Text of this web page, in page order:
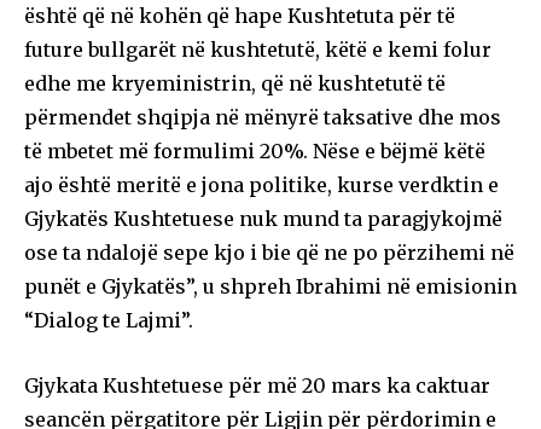
është që në kohën që hape Kushtetuta për të
future bullgarët në kushtetutë, këtë e kemi folur
edhe me kryeministrin, që në kushtetutë të
përmendet shqipja në mënyrë taksative dhe mos
të mbetet më formulimi 20%. Nëse e bëjmë këtë
ajo është meritë e jona politike, kurse verdktin e
Gjykatës Kushtetuese nuk mund ta paragjykojmë
ose ta ndalojë sepe kjo i bie që ne po përzihemi në
punët e Gjykatës”, u shpreh Ibrahimi në emisionin
“Dialog te Lajmi”.
Gjykata Kushtetuese për më 20 mars ka caktuar
seancën përgatitore për Ligjin për përdorimin e